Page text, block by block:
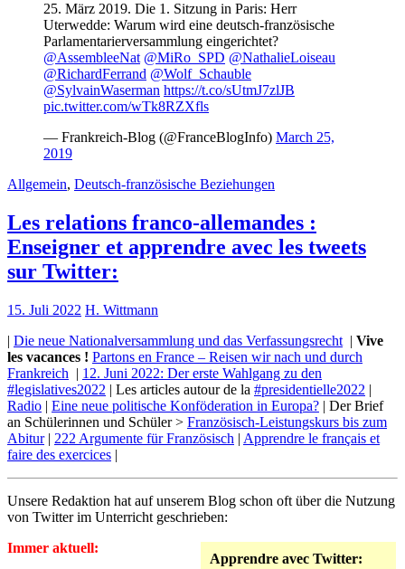
25. März 2019. Die 1. Sitzung in Paris: Herr
Uterwedde: Warum wird eine deutsch-französische
Parlamentarierversammlung eingerichtet?
@AssembleeNat @MiRo_SPD @NathalieLoiseau
@RichardFerrand @Wolf_Schauble
@SylvainWaserman https://t.co/sUtmJ7zlJB
pic.twitter.com/wTk8RZXfls
— Frankreich-Blog (@FranceBlogInfo) March 25,
2019
Allgemein, Deutsch-französische Beziehungen
Les relations franco-allemandes :
Enseigner et apprendre avec les tweets
sur Twitter:
15. Juli 2022 H. Wittmann
| Die neue Nationalversammlung und das Verfassungsrecht | Vive
les vacances ! Partons en France – Reisen wir nach und durch
Frankreich | 12. Juni 2022: Der erste Wahlgang zu den
#legislatives2022 | Les articles autour de la #presidentielle2022 |
Radio | Eine neue politische Konföderation in Europa? | Der Brief
an Schülerinnen und Schüler > Französisch-Leistungskurs bis zum
Abitur| 222 Argumente für Französisch | Apprendre le français et
faire des exercices |
Unsere Redaktion hat auf unserem Blog schon oft über die Nutzung
von Twitter im Unterricht geschrieben:
Apprendre avec Twitter:
Immer aktuell: